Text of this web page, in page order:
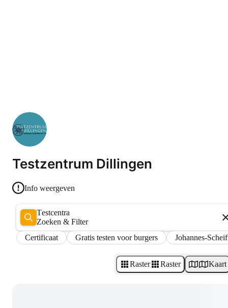
Testzentrum Dillingen
Info weergeven
Testcentra
Zoeken & Filter
Certificaat
Gratis testen voor burgers Johannes-
Raster Raster Kaart